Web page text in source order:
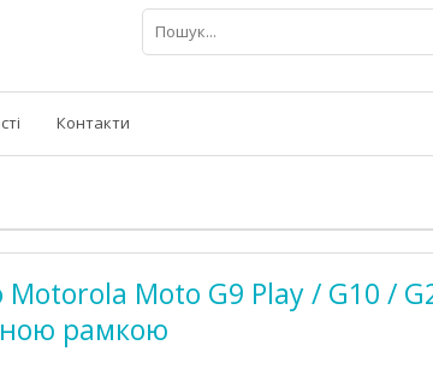
Контакти
Motorola Moto G9 Play / G10 /
рамкою